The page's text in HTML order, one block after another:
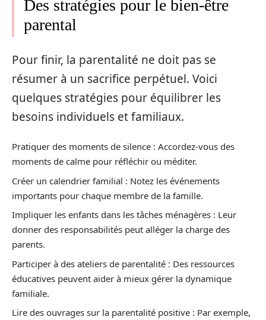
Des stratégies pour le bien-être
parental
Pour finir, la parentalité ne doit pas se
résumer à un sacrifice perpétuel. Voici
quelques stratégies pour équilibrer les
besoins individuels et familiaux.
Pratiquer des moments de silence : Accordez-vous des
moments de calme pour réfléchir ou méditer.
Créer un calendrier familial : Notez les événements
importants pour chaque membre de la famille.
Impliquer les enfants dans les tâches ménagères : Leur
donner des responsabilités peut alléger la charge des
parents.
Participer à des ateliers de parentalité : Des ressources
éducatives peuvent aider à mieux gérer la dynamique
familiale.
Lire des ouvrages sur la parentalité positive : Par exemple,